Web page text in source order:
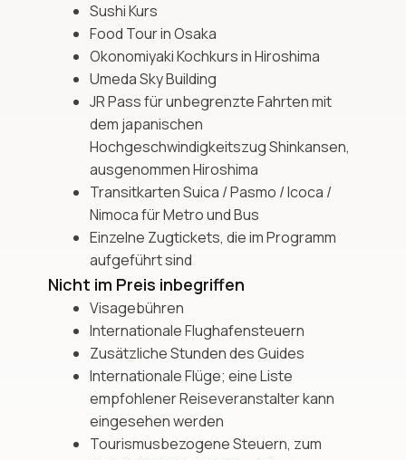
Sushi Kurs
Food Tour in Osaka
Okonomiyaki Kochkurs in Hiroshima
Umeda Sky Building
JR Pass für unbegrenzte Fahrten mit
dem japanischen
Hochgeschwindigkeitszug Shinkansen,
ausgenommen Hiroshima
Transitkarten Suica / Pasmo / Icoca /
Nimoca für Metro und Bus
Einzelne Zugtickets, die im Programm
aufgeführt sind
Nicht im Preis inbegriffen
Visagebühren
Internationale Flughafensteuern
Zusätzliche Stunden des Guides
Internationale Flüge; eine Liste
empfohlener Reiseveranstalter kann
eingesehen werden
Tourismusbezogene Steuern, zum